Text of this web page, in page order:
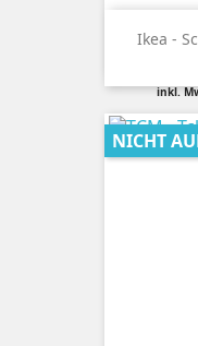
Ikea -
inkl.
NICHT